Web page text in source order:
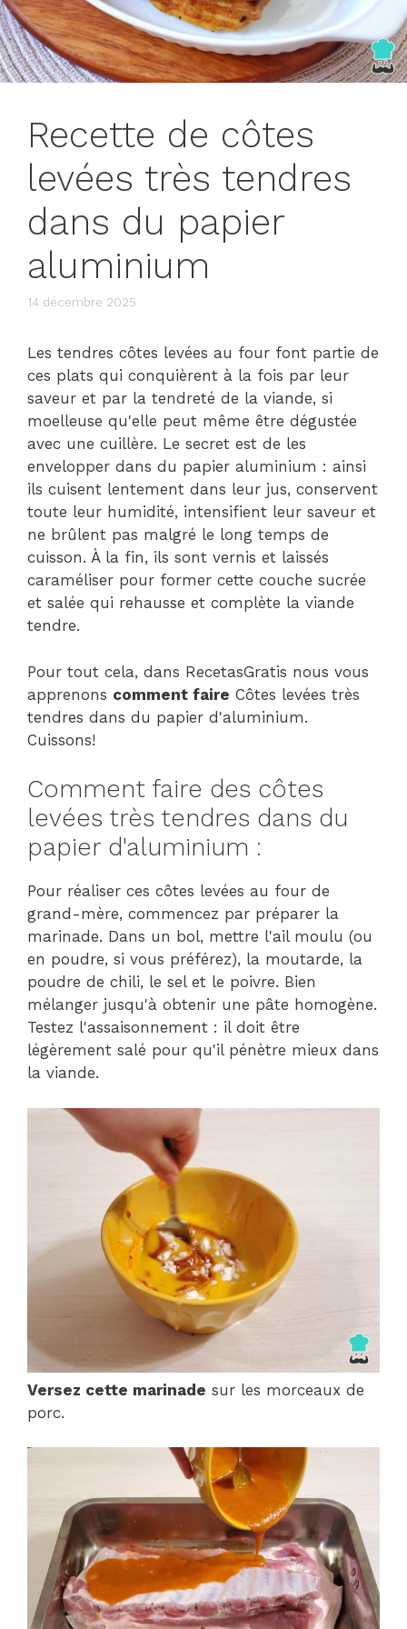
Recette de côtes
levées très tendres
dans du papier
aluminium
14 décembre 2025
Les tendres côtes levées au four font partie de
ces plats qui conquièrent à la fois par leur
saveur et par la tendreté de la viande, si
moelleuse qu'elle peut même être dégustée
avec une cuillère. Le secret est de les
envelopper dans du papier aluminium : ainsi
ils cuisent lentement dans leur jus, conservent
toute leur humidité, intensifient leur saveur et
ne brûlent pas malgré le long temps de
cuisson. À la fin, ils sont vernis et laissés
caraméliser pour former cette couche sucrée
et salée qui rehausse et complète la viande
tendre.
Pour tout cela, dans RecetasGratis nous vous
apprenons comment faire Côtes levées très
tendres dans du papier d'aluminium.
Cuissons!
Comment faire des côtes
levées très tendres dans du
papier d'aluminium :
Pour réaliser ces côtes levées au four de
grand-mère, commencez par préparer la
marinade. Dans un bol, mettre l'ail moulu (ou
en poudre, si vous préférez), la moutarde, la
poudre de chili, le sel et le poivre. Bien
mélanger jusqu'à obtenir une pâte homogène.
Testez l'assaisonnement : il doit être
légèrement salé pour qu'il pénètre mieux dans
la viande.
Versez cette marinade sur les morceaux de
porc.